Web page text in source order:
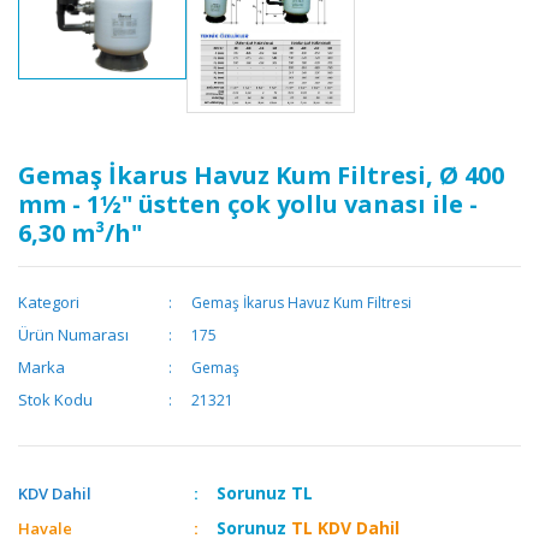
Gemaş İkarus Havuz Kum Filtresi, Ø 400
mm - 1½" üstten çok yollu vanası ile -
6,30 m³/h"
Kategori Gemaş İkarus Havuz Kum Filtresi
Ürün Numarası 175
Marka Gemaş
Stok Kodu 21321
KDV Dahil Sorunuz TL
Havale Sorunuz TL KDV Dahil